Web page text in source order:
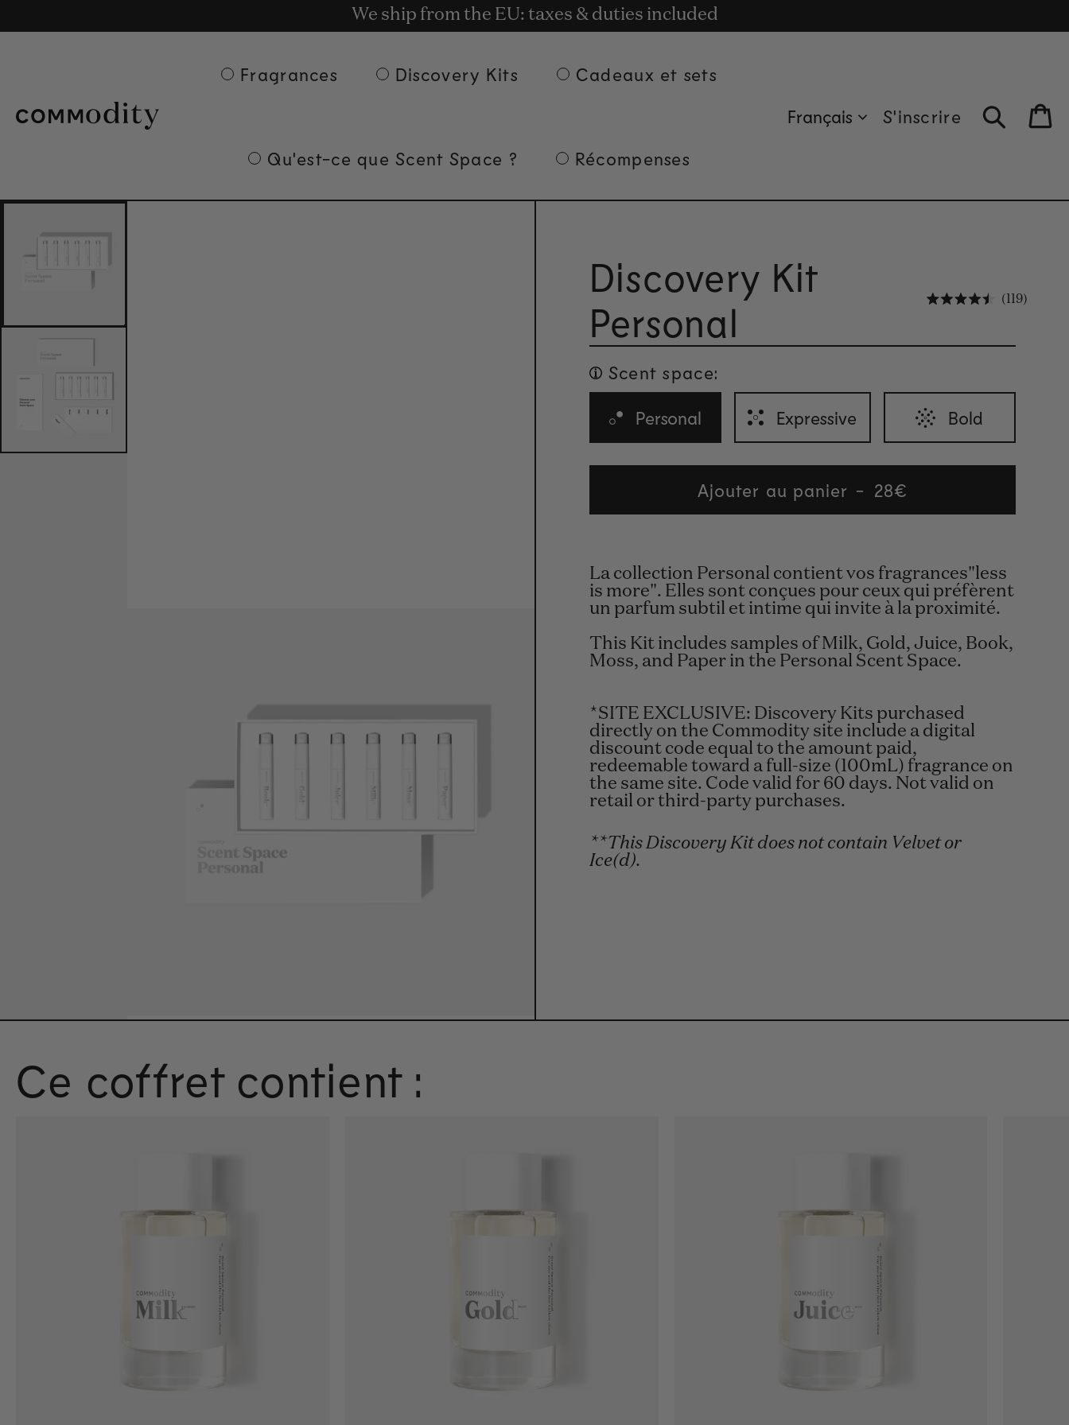
Livraison gratuite à partir de 135 € d'achat.
We ship from the EU: taxes & duties included
Get rewards for shopping with Commodity.Circle
Fragrances Discovery Kits Cadeaux et sets
Qu'est-ce que Scent Space ? Récompenses
Français S'inscrire Bag
Discovery Kit
Personal
119
Scent space:
Personal Expressive Bold
Ajouter au panier
Regular
price
28€
La collection Personal contient vos fragrances"less
is more". Elles sont conçues pour ceux qui préfèrent
un parfum subtil et intime qui invite à la proximité.
This Kit includes samples of Milk, Gold, Juice, Book,
Moss, and Paper in the Personal Scent Space.
*SITE EXCLUSIVE: Discovery Kits purchased
directly on the Commodity site include a digital
discount code equal to the amount paid,
redeemable toward a full-size (100mL) fragrance on
the same site. Code valid for 60 days. Not valid on
retail or third-party purchases.
**This Discovery Kit does not contain Velvet or
Ice(d).
Ce coffret contient :
Ajout rapide Ajout rapide Ajout rapide